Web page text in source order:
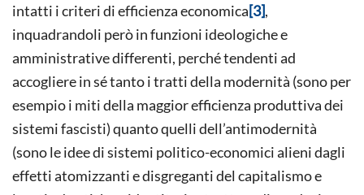
intatti i criteri di efficienza economica[3],
inquadrandoli però in funzioni ideologiche e
amministrative differenti, perché tendenti ad
accogliere in sé tanto i tratti della modernità (sono per
esempio i miti della maggior efficienza produttiva dei
sistemi fascisti) quanto quelli dell’antimodernità
(sono le idee di sistemi politico-economici alieni dagli
effetti atomizzanti e disgreganti del capitalismo e